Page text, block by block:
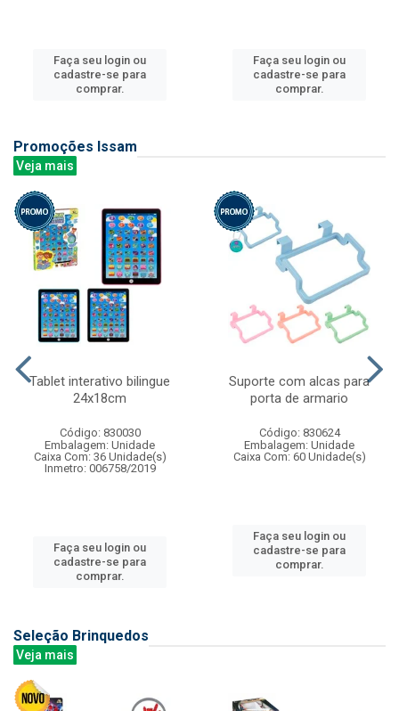
Faça seu login ou
cadastre-se para
comprar.
Faça seu login ou
cadastre-se para
comprar.
Promoções Issam
Veja mais
Tablet interativo bilingue
24x18cm
Código: 830030
Embalagem: Unidade
Caixa Com: 36 Unidade(s)
Inmetro: 006758/2019
Faça seu login ou
cadastre-se para
comprar.
Suporte com alcas para
porta de armario
Código: 830624
Embalagem: Unidade
Caixa Com: 60 Unidade(s)
Faça seu login ou
cadastre-se para
comprar.
Seleção Brinquedos
Veja mais